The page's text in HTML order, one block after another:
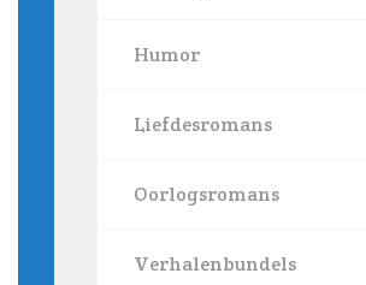
Humor
Liefdesromans
Oorlogsromans
Verhalenbundels